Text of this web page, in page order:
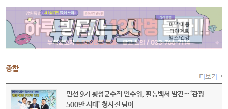
종합
민선 9기 횡성군수직 인수위, 활동백서 발간…‘관광
500만 시대’ 청사진 담아